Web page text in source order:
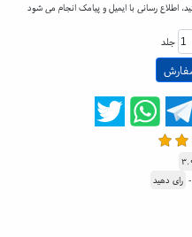
اطلاع رسانی با ایمیل و پیامک انجام می شود
جلد
- رای دهید